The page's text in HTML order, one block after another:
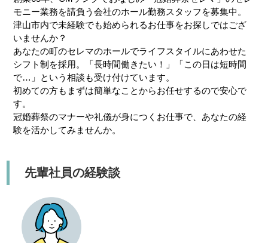
モニー業務を請負う会社のホール勤務スタッフを募集中。
津山市内で未経験でも始められるお仕事をお探しではござ
いませんか？
あなたの町のセレマのホールでライフスタイルにあわせた
シフト制を採用。「長時間働きたい！」「この日は短時間
で…」という相談も受け付けています。
初めての方もまずは簡単なことからお任せするので安心で
す。
冠婚葬祭のマナーや礼儀が身につくお仕事で、あなたの経
験を活かしてみませんか。
先輩社員の経験談